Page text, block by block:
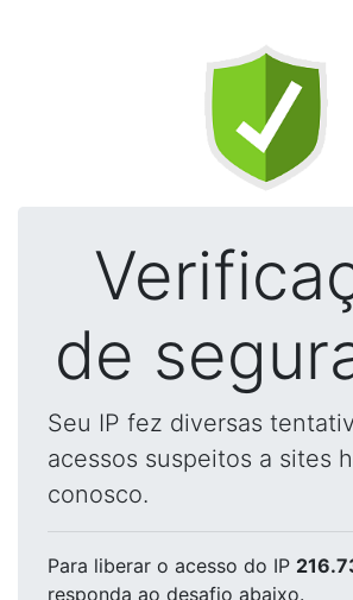
de
Seu IP fez diversas
acessos suspeitos a sites
conosco.
Para liberar o acesso do IP
responda ao desafio abaixo.